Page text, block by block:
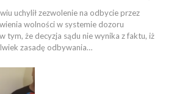
uchylił zezwolenie na odbycie przez
wolności w systemie dozoru
tym, że decyzja sądu nie wynika z faktu, iż
zasadę odbywania…